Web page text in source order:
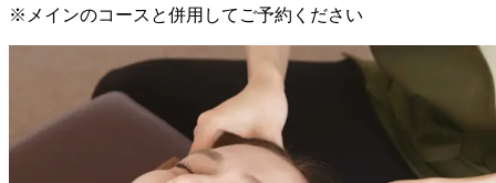
※メインのコースと併用してご予約ください